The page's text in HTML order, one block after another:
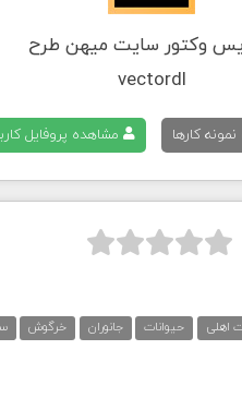
وکتور سایت میهن طرح
vectordl
کارها مشاهده پروفایل



اهلی حیوانات جانوران خرگوش